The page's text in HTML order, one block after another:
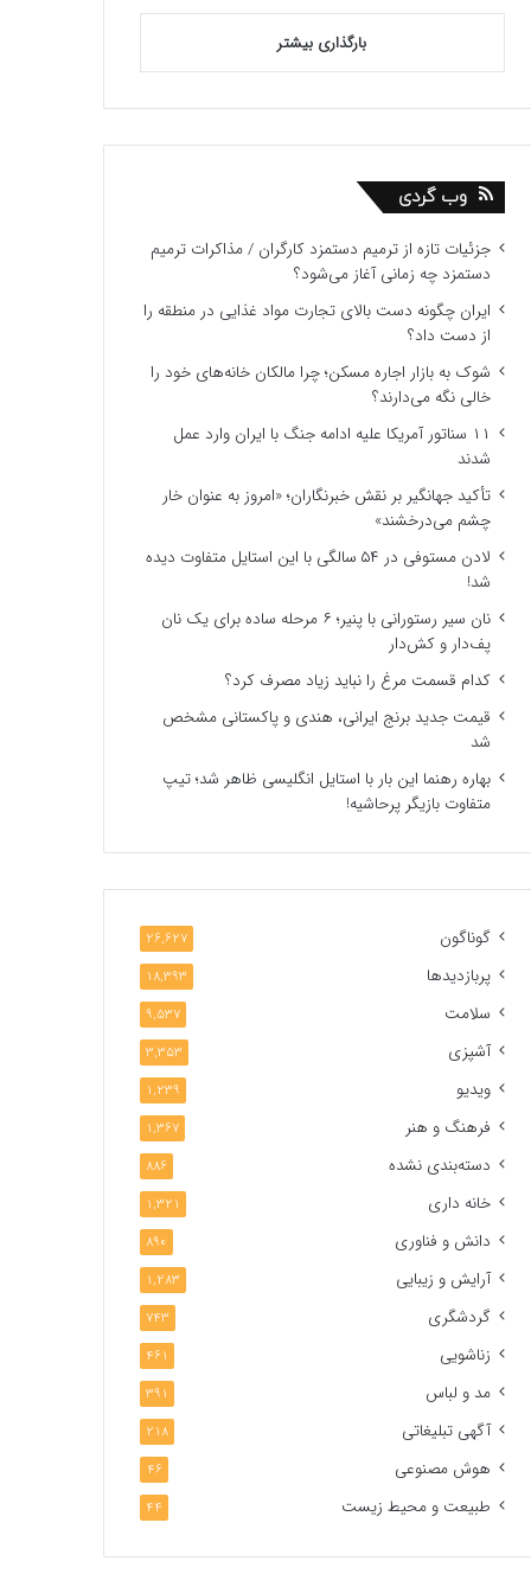
بارگذاری بیشتر
وب گردی
جزئیات تازه از ترمیم دستمزد کارگران / مذاکرات ترمیم
دستمزد چه زمانی آغاز می‌شود؟
ایران چگونه دست بالای تجارت مواد غذایی در منطقه را
از دست داد؟
شوک به بازار اجاره مسکن؛ چرا مالکان خانه‌های خود را
خالی نگه می‌دارند؟
۱۱ سناتور آمریکا علیه ادامه جنگ با ایران وارد عمل
شدند
تأکید جهانگیر بر نقش خبرنگاران؛ «امروز به عنوان خار
چشم می‌درخشند»
لادن مستوفی در ۵۴ سالگی با این استایل متفاوت دیده
شد!
نان سیر رستورانی با پنیر؛ ۶ مرحله ساده برای یک نان
پف‌دار و کش‌دار
کدام قسمت مرغ را نباید زیاد مصرف کرد؟
قیمت جدید برنج ایرانی، هندی و پاکستانی مشخص
شد
بهاره رهنما این بار با استایل انگلیسی ظاهر شد؛ تیپ
متفاوت بازیگر پرحاشیه!
گوناگون 26,627
پربازدیدها 18,393
سلامت 9,537
آشپزی 3,353
ویدیو 1,239
فرهنگ و هنر 1,367
دسته‌بندی نشده 886
خانه داری 1,321
دانش و فناوری 890
آرایش و زیبایی 1,283
گردشگری 743
زناشویی 461
مد و لباس 391
آگهی تبلیغاتی 218
هوش مصنوعی 46
طبیعت و محیط زیست 44